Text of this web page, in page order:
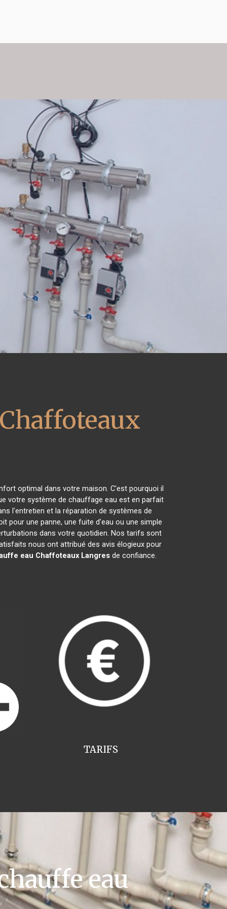
optimal dans votre maison. C'est pourquoi il
votre système de chauffage eau est en parfait
l'entretien et la réparation de systèmes de
pour une panne, une fuite d'eau ou une simple
dans votre quotidien. Nos tarifs sont
nous ont attribué des avis élogieux pour
eau Chaffoteaux Langres de confiance.
TARIFS
eau